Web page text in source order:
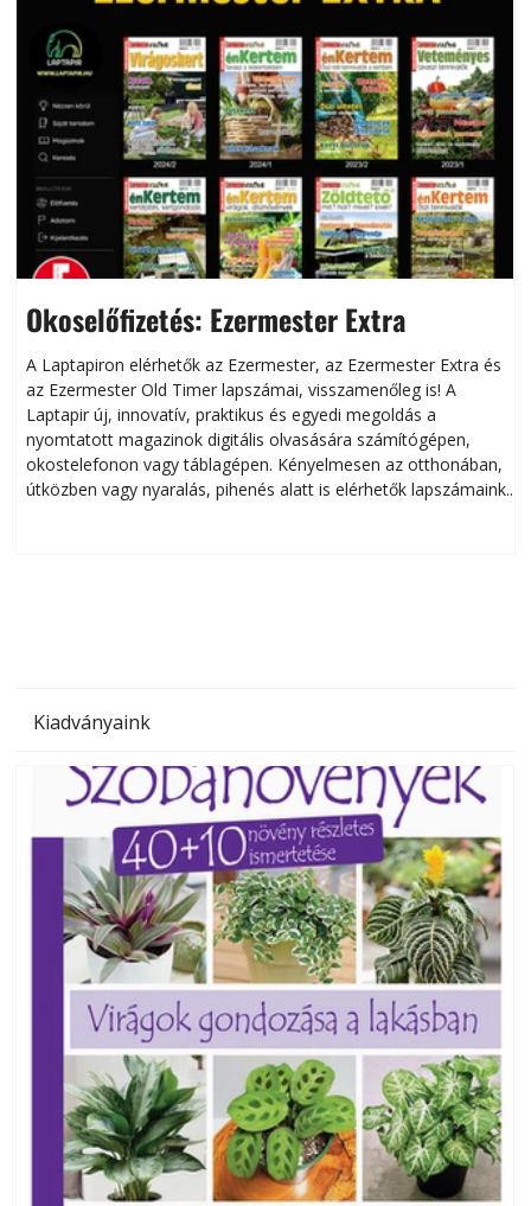
Okoselőfizetés: Ezermester Extra
A Laptapiron elérhetők az Ezermester, az Ezermester Extra és
az Ezermester Old Timer lapszámai, visszamenőleg is! A
Laptapir új, innovatív, praktikus és egyedi megoldás a
nyomtatott magazinok digitális olvasására számítógépen,
okostelefonon vagy táblagépen. Kényelmesen az otthonában,
útközben vagy nyaralás, pihenés alatt is elérhetők lapszámaink.
Kiadványaink